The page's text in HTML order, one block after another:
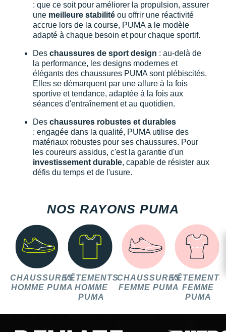
: que ce soit pour améliorer la propulsion, assurer
une meilleure stabilité ou offrir une réactivité
accrue lors de la course, PUMA a le modèle
adapté à chaque besoin et pour chaque sportif.
Des chaussures de sport design : au-delà de
la performance, les designs modernes et
élégants des chaussures PUMA sont plébiscités.
Elles se démarquent par une allure à la fois
sportive et tendance, adaptée à la fois aux
séances d'entraînement et au quotidien.
Des chaussures robustes et durables
: engagée dans la qualité, PUMA utilise des
matériaux robustes pour ses chaussures. Pour
les coureurs assidus, c'est la garantie d'un
investissement durable, capable de résister aux
défis du temps et de l'usure.
NOS RAYONS PUMA
CHAUSSURES
HOMME PUMA
VÊTEMENTS
HOMME
PUMA
CHAUSSURES
FEMME PUMA
VÊTEMENTS
FEMME
PUMA